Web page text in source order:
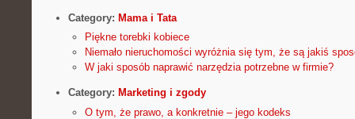
Category: Mama i Tata
Piękne torebki kobiece
Niemało nieruchomości wyróżnia się tym, że są jakiś
W jaki sposób naprawić narzędzia potrzebne w firmie?
Category: Marketing i zgody
O tym, że prawo, a konkretnie – jego kodeks